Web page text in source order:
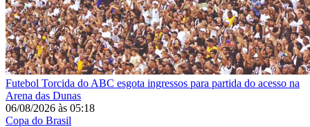
Futebol Torcida do ABC esgota ingressos para partida do acesso na
Arena das Dunas
06/08/2026 às 05:18
Copa do Brasil